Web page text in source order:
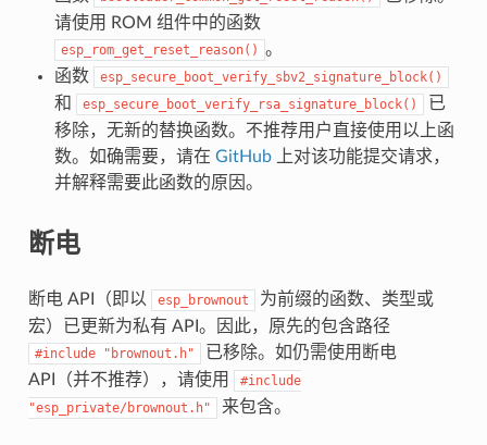
请使用 ROM 组件中的函数
esp_rom_get_reset_reason() 。
函数
esp_secure_boot_verify_sbv2_signature_block()
和 esp_secure_boot_verify_rsa_signature_block()
已
移除，无新的替换函数。不推荐用户直接使用以上函
数。如确需要，请在 GitHub上对该功能提交请求，
并解释需要此函数的原因。
断电
断电 API（即以 esp_brownout
为前缀的函数、类型或
宏）已更新为私有 API。因此，原先的包含路径
#include "brownout.h"
已移除。如仍需使用断电
API（并不推荐），请使用
#include
"esp_private/brownout.h"
来包含。